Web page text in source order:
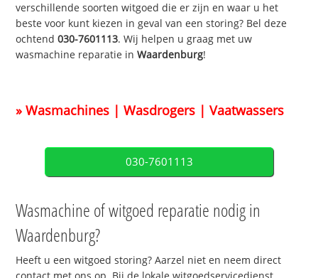
verschillende soorten witgoed die er zijn en waar u het
beste voor kunt kiezen in geval van een storing? Bel deze
ochtend030-7601113. Wij helpen u graag met uw
wasmachine reparatie inWaardenburg!
» Wasmachines | Wasdrogers | Vaatwassers
030-7601113
Wasmachine of witgoed reparatie nodig in
Waardenburg?
Heeft u een witgoed storing? Aarzel niet en neem direct
contact met ons op. Bij de lokale witgoedservicedienst